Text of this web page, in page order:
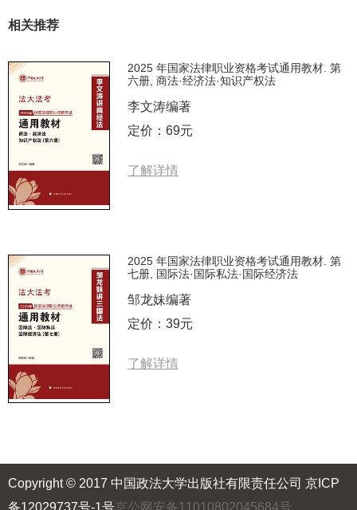
相关推荐
2025 年国家法律职业资格考试通用教材. 第
六册, 商法·经济法·知识产权法
李文涛编著
定价：69元
了解详情
2025 年国家法律职业资格考试通用教材. 第
七册, 国际法·国际私法·国际经济法
邹龙妹编著
定价：39元
了解详情
Copyright © 2017 中国政法大学出版社有限责任公司 京ICP